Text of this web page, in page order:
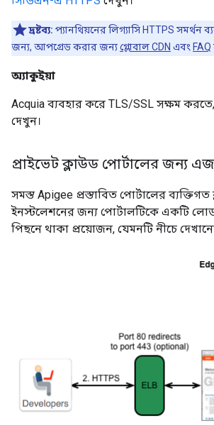
দ্রষ্টব্য: প্যানথিয়নের লিগ্যাসি HTTPS সমর্থন
জন্য, আপগ্রেড করার জন্যগ্লোবাল CDN এবং FAQ
অ্যাকুইয়া
Acquia ব্যবহার করে TLS/SSL সক্ষম করতে,
দেখুন।
প্রাইভেট ক্লাউড পোর্টালের জন্য এজ
সমস্ত Apigee প্রস্তাবিত পোর্টালের ব্যক্তিগত
ইনস্টলেশনের জন্য পোর্টালটিকে একটি লোড
পিছনে থাকা প্রয়োজন, যেমনটি নীচে